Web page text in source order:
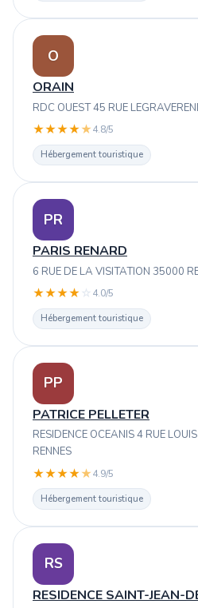
O
ORAIN
RDC OUEST 45 RUE
★★★★★4.8/5
Hébergement touristique
PR
PARIS RENARD
6 RUE DE LA VISITATION 35000
★★★★ ☆ 4.0/5
Hébergement touristique
PP
PATRICE PELLETER
RESIDENCE OCEANIS 4 RUE
RENNES
★★★★★4.9/5
Hébergement touristique
RS
RESIDENCE SAINT-JEAN-